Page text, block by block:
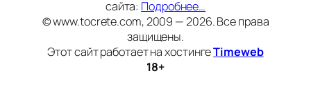
сайта: Подробнее…
© www.tocrete.com, 2009 — 2026. Все права
защищены.
Этот сайт работает на хостингеTimeweb
18+